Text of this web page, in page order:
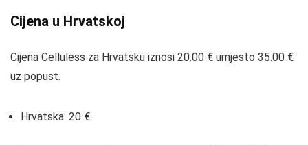
Cijena u Hrvatskoj
Cijena Celluless za Hrvatsku iznosi 20.00 € umjesto 35.00 €
uz popust.
Hrvatska: 20 €